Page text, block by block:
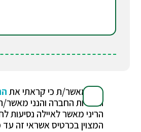
הנני מאשר/ת כי קראתי את
ואחריות החברה והנני
הריני מאשר לאיילה נסיעות
המצוין בכרטיס אשראי זה עד